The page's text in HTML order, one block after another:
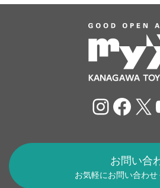
X
お問い合
お気軽にお問い合わせ